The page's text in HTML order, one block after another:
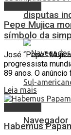
disputas
Pepe Mujica
símbolo da
José “Pepe”
progressista
89 anos. O anúncio
Leia mais
Habemus